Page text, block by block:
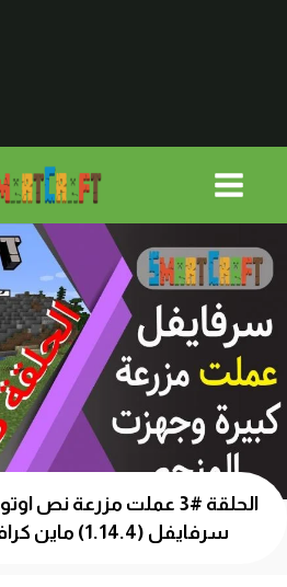
الحلقة #3 عملت مزرعة
سرفايفل (1.14.4) ماين كرافت #SmartCraft